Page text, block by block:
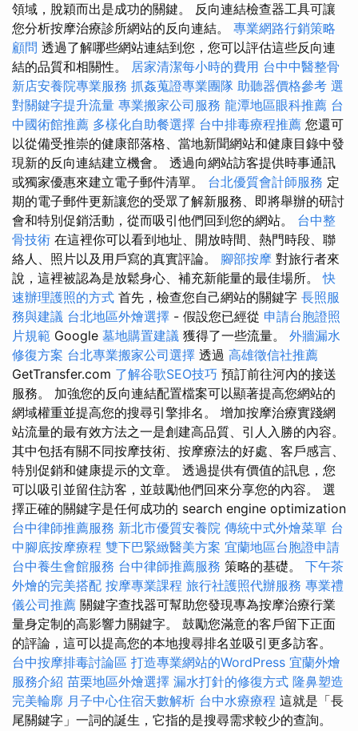
領域，脫穎而出是成功的關鍵。 反向連結檢查器工具可讓
您分析按摩治療診所網站的反向連結。 專業網路行銷策略
顧問 透過了解哪些網站連結到您，您可以評估這些反向連
結的品質和相關性。 居家清潔每小時的費用 台中中醫整骨
新店安養院專業服務 抓姦蒐證專業團隊 助聽器價格參考 選
對關鍵字提升流量 專業搬家公司服務 龍潭地區眼科推薦 台
中國術館推薦 多樣化自助餐選擇 台中排毒療程推薦 您還可
以從備受推崇的健康部落格、當地新聞網站和健康目錄中發
現新的反向連結建立機會。 透過向網站訪客提供時事通訊
或獨家優惠來建立電子郵件清單。 台北優質會計師服務 定
期的電子郵件更新讓您的受眾了解新服務、即將舉辦的研討
會和特別促銷活動，從而吸引他們回到您的網站。 台中整
骨技術 在這裡你可以看到地址、開放時間、熱門時段、聯
絡人、照片以及用戶寫的真實評論。 腳部按摩 對旅行者來
說，這裡被認為是放鬆身心、補充新能量的最佳場所。快
速辦理護照的方式 首先，檢查您自己網站的關鍵字 長照服
務與建議 台北地區外燴選擇 - 假設您已經從 申請台胞證照
片規範 Google 墓地購置建議 獲得了一些流量。 外牆漏水
修復方案 台北專業搬家公司選擇 透過 高雄徵信社推薦
GetTransfer.com 了解谷歌SEO技巧 預訂前往河內的接送
服務。 加強您的反向連結配置檔案可以顯著提高您網站的
網域權重並提高您的搜尋引擎排名。 增加按摩治療實踐網
站流量的最有效方法之一是創建高品質、引人入勝的內容。
其中包括有關不同按摩技術、按摩療法的好處、客戶感言、
特別促銷和健康提示的文章。 透過提供有價值的訊息，您
可以吸引並留住訪客，並鼓勵他們回來分享您的內容。 選
擇正確的關鍵字是任何成功的 search engine optimization
台中律師推薦服務 新北市優質安養院 傳統中式外燴菜單 台
中腳底按摩療程 雙下巴緊緻醫美方案 宜蘭地區台胞證申請
台中養生會館服務 台中律師推薦服務 策略的基礎。 下午茶
外燴的完美搭配 按摩專業課程 旅行社護照代辦服務 專業禮
儀公司推薦 關鍵字查找器可幫助您發現專為按摩治療行業
量身定制的高影響力關鍵字。 鼓勵您滿意的客戶留下正面
的評論，這可以提高您的本地搜尋排名並吸引更多訪客。
台中按摩排毒討論區 打造專業網站的WordPress 宜蘭外燴
服務介紹 苗栗地區外燴選擇 漏水打針的修復方式 隆鼻塑造
完美輪廓 月子中心住宿天數解析 台中水療療程 這就是「長
尾關鍵字」一詞的誕生，它指的是搜尋需求較少的查詢。